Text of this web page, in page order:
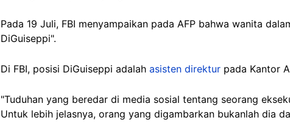
Pada 19 Juli, FBI menyampaikan pada AFP bahwa wanita
DiGuiseppi".
Di FBI, posisi DiGuiseppi adalah asisten direktur pada Kantor
"Tuduhan yang beredar di media sosial tentang seorang
Untuk lebih jelasnya, orang yang digambarkan bukanlah dia